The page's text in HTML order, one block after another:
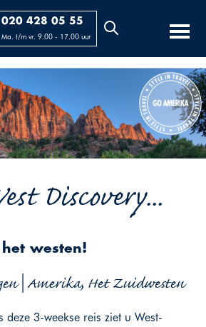
020 428 05 55
Ma. t/m vr. 9.00 - 17.00 uur
Discovery...
westen!
| Amerika, Het Zuidwesten
deze 3-weekse reis ziet u West-